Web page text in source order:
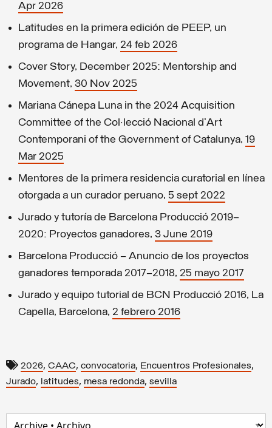
Apr 2026
Latitudes en la primera edición de PEEP, un
programa de Hangar, 24 feb 2026
Cover Story, December 2025: Mentorship and
Movement, 30 Nov 2025
Mariana Cánepa Luna in the 2024 Acquisition
Committee of the Col·lecció Nacional d'Art
Contemporani of the Government of Catalunya, 19
Mar 2025
Mentores de la primera residencia curatorial en línea
otorgada a un curador peruano, 5 sept 2022
Jurado y tutoría de Barcelona Producció 2019–
2020: Proyectos ganadores, 3 June 2019
Barcelona Producció – Anuncio de los proyectos
ganadores temporada 2017–2018, 25 mayo 2017
Jurado y equipo tutorial de BCN Producció 2016, La
Capella, Barcelona, 2 febrero 2016
2026, CAAC, convocatoria, Encuentros Profesionales,
Jurado, latitudes, mesa redonda, sevilla